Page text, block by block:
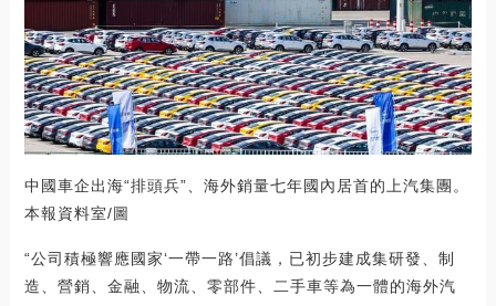
中國車企出海“排頭兵”、海外銷量七年國內居首的上汽集團。
本報資料室/圖
“公司積極響應國家‘一帶一路’倡議，已初步建成集研發、制
造、營銷、金融、物流、零部件、二手車等為一體的海外汽